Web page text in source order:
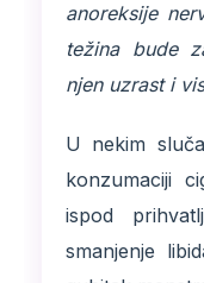
anoreksije
težina bude
njen uzrast i
U nekim
konzumaciji
ispod
smanjenje